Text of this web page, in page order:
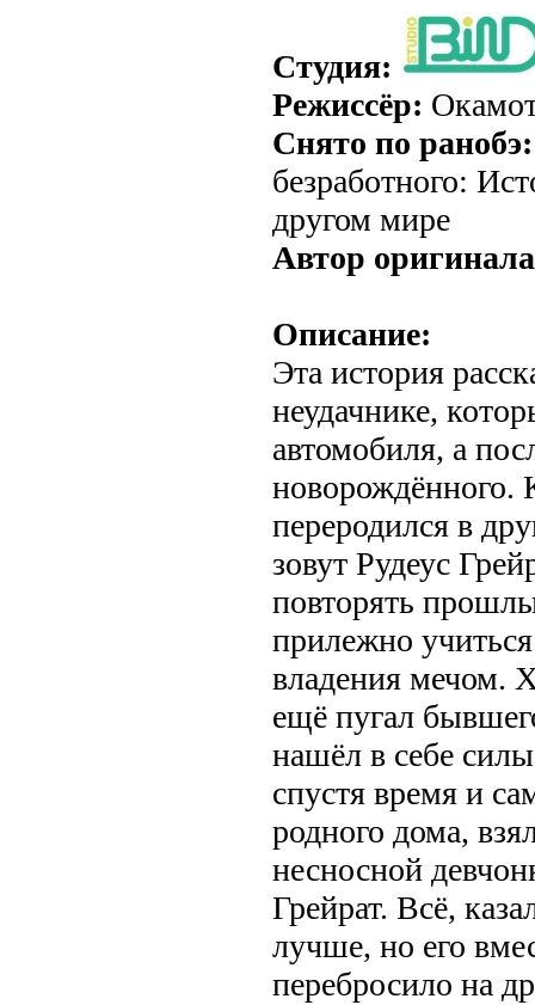
Студия:
Режиссёр:
Снято по ранобэ:
безработного:
другом мире
Автор
Описание:
Эта история
неудачнике,
автомобиля, а
новорождённого.
переродился в
зовут Рудеус
повторять
прилежно
владения мечом.
ещё пугал
нашёл в себе
спустя время и
родного дома,
несносной
Грейрат. Всё,
лучше, но его
перебросило на